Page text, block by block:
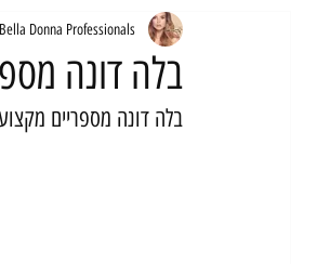
בלה דונה
Bella Donna Professionals
בלה דונה מספריים